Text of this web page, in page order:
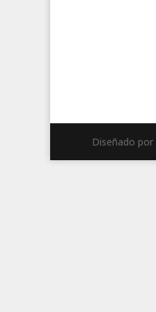
Diseñado por